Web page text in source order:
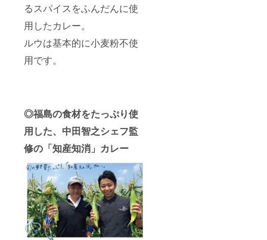
るスパイスをふんだんに使
用したカレー。
ルウは基本的に小麦粉不使
用です。
◎福島の食材をたっぷり使
用した、中田智之シェフ監
修の「知産知消」カレー